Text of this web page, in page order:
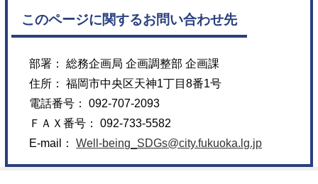
このページに関するお問い合わせ先
部署： 総務企画局 企画調整部 企画課
住所： 福岡市中央区天神1丁目8番1号
電話番号： 092-707-2093
ＦＡＸ番号： 092-733-5582
E-mail：Well-being_SDGs@city.fukuoka.lg.jp